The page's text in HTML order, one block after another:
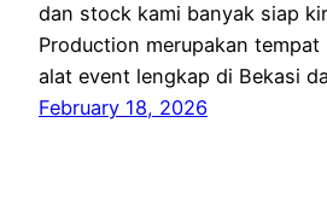
dan stock kami banyak siap
Production merupakan tempat
alat event lengkap di Bekasi
February 18, 2026